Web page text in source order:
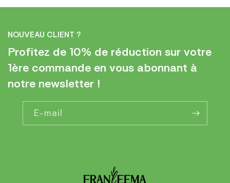
NOUVEAU CLIENT ?
Profitez de 10% de réduction sur votre
1ère commande en vous abonnant à
notre newsletter !
E-mail